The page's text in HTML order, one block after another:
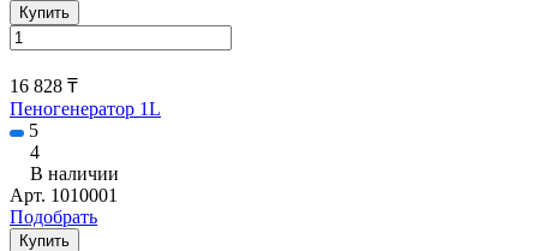
Купить
16 828 ₸
Пеногенератор 1L
5
4
В наличии
Арт. 1010001
Подобрать
Купить